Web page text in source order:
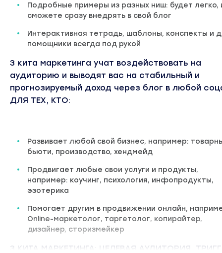
Подробные примеры из разных ниш: будет легко,
сможете сразу внедрять в свой блог
Интерактивная тетрадь, шаблоны, конспекты и
помощники всегда под рукой
3 кита маркетинга учат воздействовать на
аудиторию и выводят вас на стабильный и
прогнозируемый доход через блог в любой
ДЛЯ ТЕХ, КТО:
Развивает любой свой бизнес, например:
бьюти, производство, хендмейд
Продвигает любые свои услуги и продукты,
например: коучинг, психология, инфопродукты,
эзотерика
Помогает другим в продвижении онлайн,
Online-маркетолог, таргетолог, копирайтер,
дизайнер, сторизмейкер
3 КИТА МАРКЕТИНГА: ЦЕЛЕВАЯ АУДИТОРИЯ,